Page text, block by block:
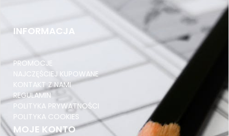
PRZEDZIAŁ DŁUGOŚCI 500-599
Pocztex Kurier M 650x400x200
PRZEKŁADKI TEKTUROWE
NAROŻNIKI TEKTUROWE
PRZEDZIAŁ DŁUGOŚCI 600-699
InPost Gabaryt B 640x380x190
KOPERTY KURIERSKIE
INFORMACJA
PROMOCJE
NAJCZĘŚCIEJ KUPOWANE
KONTAKT Z NAMI
REGULAMIN
POLITYKA PRYWATNOŚCI
POLITYKA COOKIES
MOJE KONTO